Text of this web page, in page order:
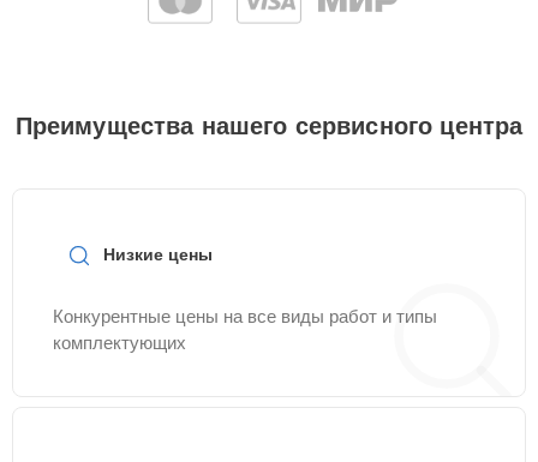
Преимущества нашего сервисного центра
Низкие цены
Конкурентные цены на все виды работ и типы
комплектующих